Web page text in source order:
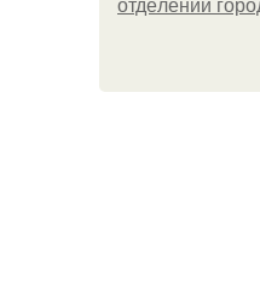
oтдeлeнии